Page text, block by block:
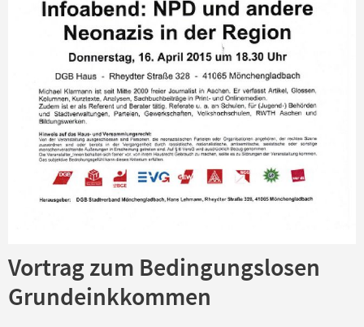
Vortrag zum Bedingungslosen
Grundeinkkommen